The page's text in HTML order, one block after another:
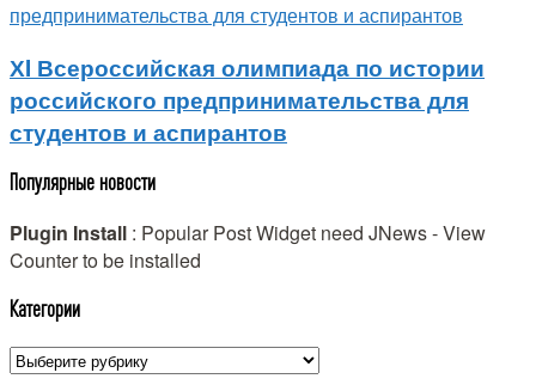
ХI Всероссийская олимпиада по истории
российского предпринимательства для
студентов и аспирантов
Популярные новости
Plugin Install : Popular Post Widget need JNews - View
Counter to be installed
Категории
Категории